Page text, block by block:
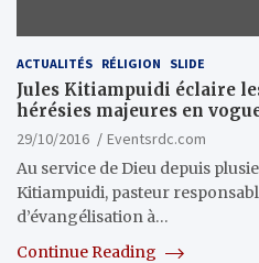
ACTUALITÉS RÉLIGION SLIDE
Jules Kitiampuidi éclaire
hérésies majeures en
29/10/2016
Eventsrdc.com
Au service de Dieu depuis
Kitiampuidi, pasteur
d’évangélisation à…
Continue Reading